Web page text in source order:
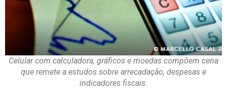
Celular com calculadora, gráficos e moedas compõem cena
que remete a estudos sobre arrecadação, despesas e
indicadores fiscais.